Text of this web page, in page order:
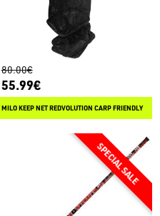
80.00€
55.99€
MILO KEEP NET REDVOLUTION CARP FRIENDLY